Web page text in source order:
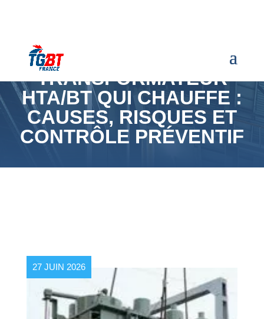
TRANSFORMATEUR
HTA/BT QUI CHAUFFE :
CAUSES, RISQUES ET
CONTRÔLE PRÉVENTIF
27 JUIN 2026